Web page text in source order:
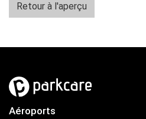
Retour à l'aperçu
Aéroports